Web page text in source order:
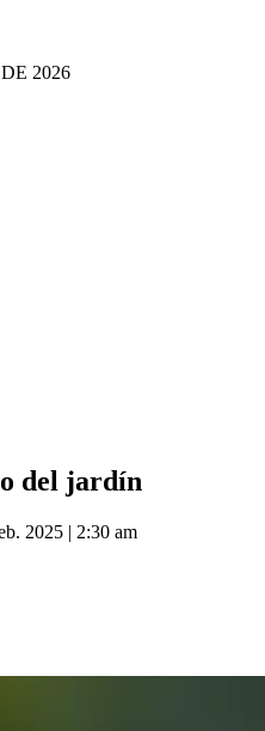
2026
del jardín
2025 | 2:30 am